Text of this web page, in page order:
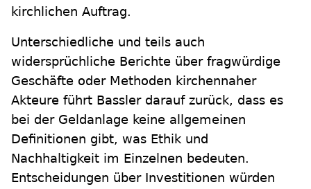
kirchlichen Auftrag.
Unterschiedliche und teils auch
widersprüchliche Berichte über fragwürdige
Geschäfte oder Methoden kirchennaher
Akteure führt Bassler darauf zurück, dass es
bei der Geldanlage keine allgemeinen
Definitionen gibt, was Ethik und
Nachhaltigkeit im Einzelnen bedeuten.
Entscheidungen über Investitionen würden